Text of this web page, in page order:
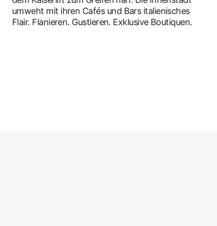
umweht mit ihren Cafés und Bars italienisches
Flair. Flanieren. Gustieren. Exklusive Boutiquen.